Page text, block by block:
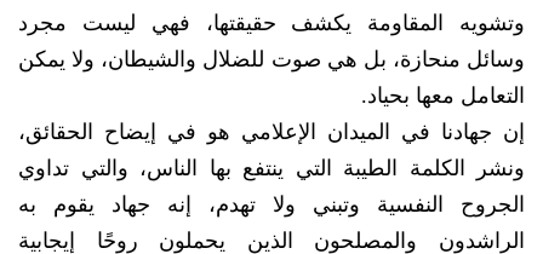
وتشويه المقاومة يكشف حقيقتها، فهي ليست مجرد
وسائل منحازة، بل هي صوت للضلال والشيطان، ولا يمكن
التعامل معها بحياد.
إن جهادنا في الميدان الإعلامي هو في إيضاح الحقائق،
ونشر الكلمة الطيبة التي ينتفع بها الناس، والتي تداوي
الجروح النفسية وتبني ولا تهدم، إنه جهاد يقوم به
الراشدون والمصلحون الذين يحملون روحًا إيجابية